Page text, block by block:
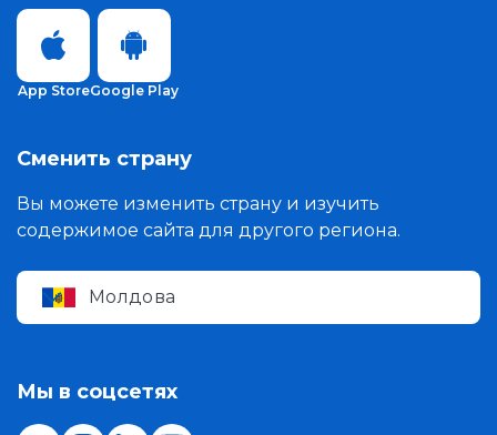
App StoreGoogle Play
Сменить страну
Вы можете изменить страну и изучить
содержимое сайта для другого региона.
Молдова
Мы в соцсетях